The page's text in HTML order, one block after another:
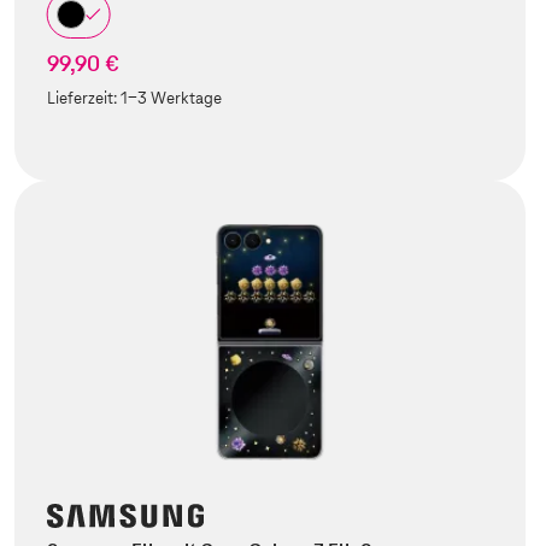
99,90 €
Lieferzeit:1-3 Werktage